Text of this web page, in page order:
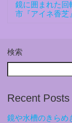
鏡に囲まれた
市『アイネ香
検索
Recent Posts
鏡や水槽のきらめ